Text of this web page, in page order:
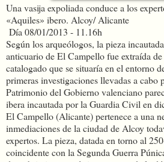
Una vasija expoliada conduce a los
«Aquiles» ibero. Alcoy/ Alicante
Día 08/01/2013 - 11.16h
Según los arqueólogos, la pieza
anticuario de El Campello fue extraída
catalogado que se situaría en el entorno
primeras investigaciones llevadas a cabo
Patrimonio del Gobierno valenciano
ibera incautada por la Guardia Civil en
El Campello (Alicante) pertenece a una
inmediaciones de la ciudad de Alcoy
expertos. La pieza, datada en torno al
coincidente con la Segunda Guerra